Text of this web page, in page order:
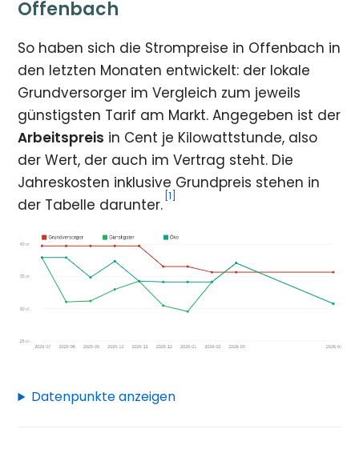
Offenbach
So haben sich die Strompreise in Offenbach in
den letzten Monaten entwickelt: der lokale
Grundversorger im Vergleich zum jeweils
günstigsten Tarif am Markt. Angegeben ist der
Arbeitspreis in Cent je Kilowattstunde, also
der Wert, der auch im Vertrag steht. Die
Jahreskosten inklusive Grundpreis stehen in
der Tabelle darunter. [1]
Datenpunkte anzeigen